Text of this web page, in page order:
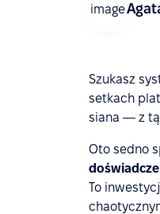
Szukasz
setkach
siana — z tą
Oto sedno
To